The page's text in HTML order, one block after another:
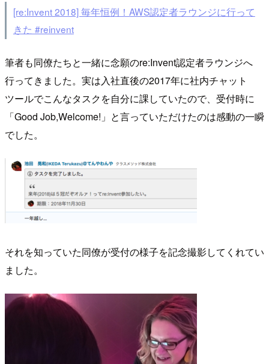
[re:Invent 2018] 毎年恒例！AWS認定者ラウンジに行って
きた #reinvent
筆者も同僚たちと一緒に念願のre:Invent認定者ラウンジへ
行ってきました。実は入社直後の2017年に社内チャット
ツールでこんなタスクを自分に課していたので、受付時に
「Good Job,Welcome!」と言っていただけたのは感動の一瞬
でした。
それを知っていた同僚が受付の様子を記念撮影してくれてい
ました。